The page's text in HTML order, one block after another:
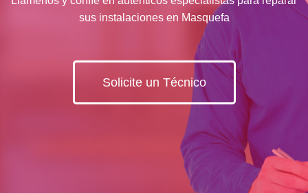
sus instalaciones en Masquefa
Solicite un Técnico